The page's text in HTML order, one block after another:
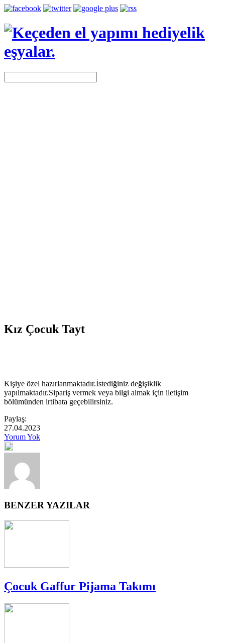
Kız Çocuk Tayt
Kişiye özel hazırlanmaktadır.İstediğiniz değişiklik
yapılmaktadır.Sipariş vermek veya bilgi almak için iletişim
bölümünden irtibata geçebilirsiniz.
Paylaş:
27.04.2023
Yorum Yok
BENZER YAZILAR
Çocuk Gaffur Pijama Takımı